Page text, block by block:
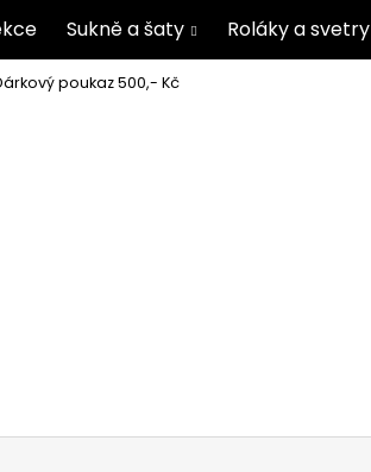
Sukně a šaty Roláky a svetry
poukaz 500,- Kč